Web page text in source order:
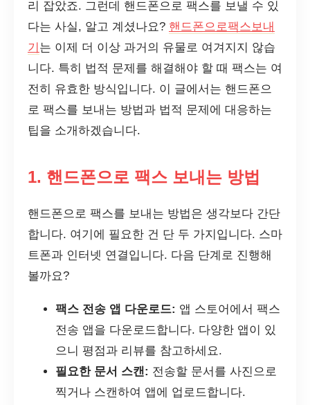
리 잡았죠. 그런데 핸드폰으로 팩스를 보낼 수 있
다는 사실, 알고 계셨나요? 핸드폰으로팩스보내
기 는 이제 더 이상 과거의 유물로 여겨지지 않습
니다. 특히 법적 문제를 해결해야 할 때 팩스는 여
전히 유효한 방식입니다. 이 글에서는 핸드폰으
로 팩스를 보내는 방법과 법적 문제에 대응하는
팁을 소개하겠습니다.
1. 핸드폰으로 팩스 보내는 방법
핸드폰으로 팩스를 보내는 방법은 생각보다 간단
합니다. 여기에 필요한 건 단 두 가지입니다. 스마
트폰과 인터넷 연결입니다. 다음 단계로 진행해
볼까요?
팩스 전송 앱 다운로드: 앱 스토어에서 팩스
전송 앱을 다운로드합니다. 다양한 앱이 있
으니 평점과 리뷰를 참고하세요.
필요한 문서 스캔: 전송할 문서를 사진으로
찍거나 스캔하여 앱에 업로드합니다.